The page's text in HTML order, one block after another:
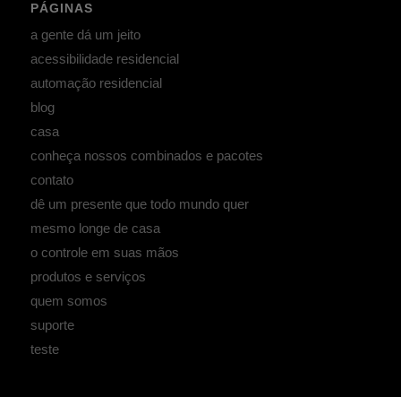
PÁGINAS
a gente dá um jeito
acessibilidade residencial
automação residencial
blog
casa
conheça nossos combinados e pacotes
contato
dê um presente que todo mundo quer
mesmo longe de casa
o controle em suas mãos
produtos e serviços
quem somos
suporte
teste